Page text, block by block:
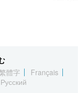
Русский
體字
Français
Русский